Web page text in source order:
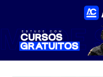
Conteúdo